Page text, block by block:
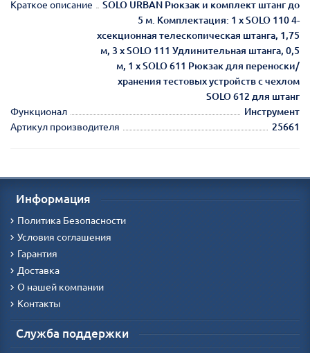
Краткое описание
SOLO URBAN Рюкзак и комплект штанг до
5 м. Комплектация: 1 х SOLO 110 4-
хсекционная телескопическая штанга, 1,75
м, 3 х SOLO 111 Удлинительная штанга, 0,5
м, 1 х SOLO 611 Рюкзак для переноски/
хранения тестовых устройств с чехлом
SOLO 612 для штанг
Функционал
Инструмент
Артикул производителя
25661
Информация
Политика Безопасности
Условия соглашения
Гарантия
Доставка
О нашей компании
Контакты
Служба поддержки